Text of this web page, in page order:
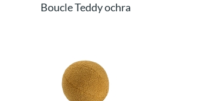
Boucle Teddy ochra